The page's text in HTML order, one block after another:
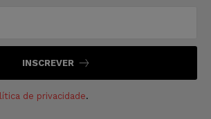
INSCREVER
de privacidade.